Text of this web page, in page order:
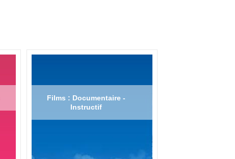
Films : Documentaire -
Instructif